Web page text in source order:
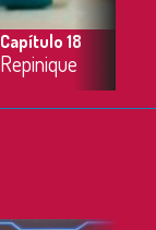
Capítulo 18
Repinique